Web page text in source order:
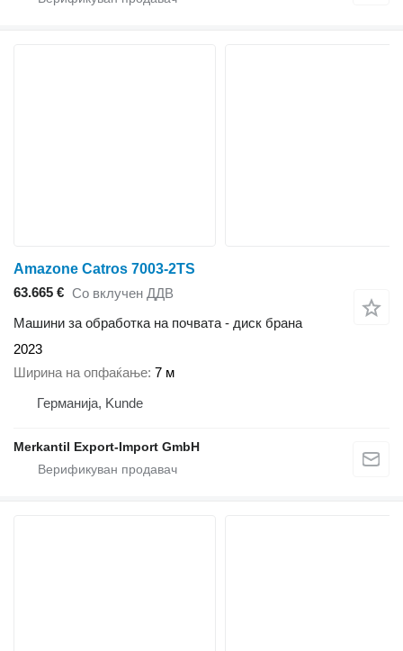
Amazone Catros 7003-2TS
63.665 € Со вклучен ДДВ
Машини за обработка на почвата - диск брана
2023
Ширина на опфаќање 7 м
Германија, Kunde
Merkantil Export-Import GmbH